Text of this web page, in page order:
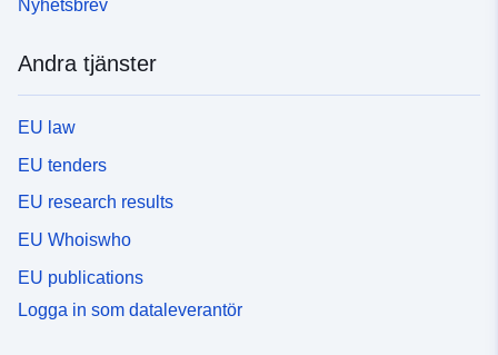
Nyhetsbrev
Andra tjänster
EU law
EU tenders
EU research results
EU Whoiswho
EU publications
Logga in som dataleverantör